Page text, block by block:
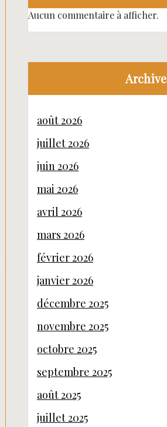
Aucun commentaire à afficher.
Archive
août 2026
juillet 2026
juin 2026
mai 2026
avril 2026
mars 2026
février 2026
janvier 2026
décembre 2025
novembre 2025
octobre 2025
septembre 2025
août 2025
juillet 2025